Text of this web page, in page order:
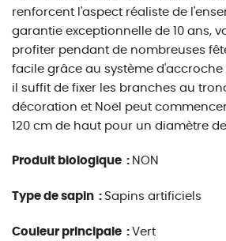
renforcent l'aspect réaliste de
garantie exceptionnelle de 10 ans,
profiter pendant de nombreuses
facile grâce au système
il suffit de fixer les branches au
décoration et Noël peut
120 cm de haut pour un diamètre de
Produit biologique : NON
Type de sapin : Sapins artificiels
Couleur principale : Vert